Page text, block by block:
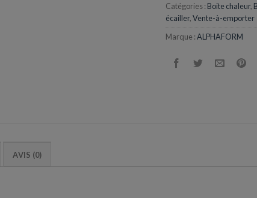
Catégories : Boite chaleur,
écailler,Vente-à-emporter
Marque :ALPHAFORM
AVIS (0)